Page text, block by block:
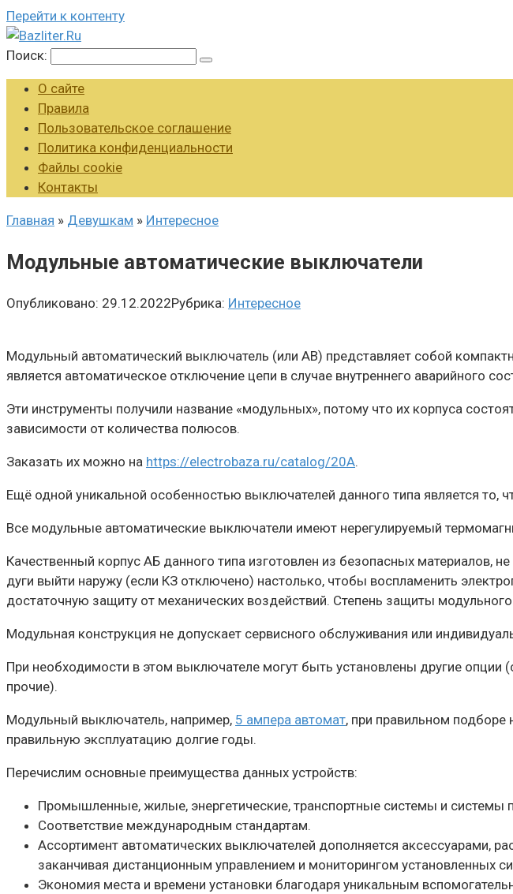
Перейти к контенту
Поиск:
О сайте
Правила
Пользовательское соглашение
Политика конфиденциальности
Файлы cookie
Контакты
Главная » Девушкам » Интересное
Модульные автоматические выключатели
Опубликовано: 29.12.2022Рубрика: Интересное
Модульный автоматический выключатель (или АВ) представляет собой
является автоматическое отключение цепи в случае внутреннего аварийного
Эти инструменты получили название «модульных», потому что их корпуса
зависимости от количества полюсов.
Заказать их можно на https://electrobaza.ru/catalog/20A.
Ещё одной уникальной особенностью выключателей данного типа является то,
Все модульные автоматические выключатели имеют нерегулируемый
Качественный корпус АБ данного типа изготовлен из безопасных материалов,
дуги выйти наружу (если КЗ отключено) настолько, чтобы воспламенить
достаточную защиту от механических воздействий. Степень защиты
Модульная конструкция не допускает сервисного обслуживания или
При необходимости в этом выключателе могут быть установлены другие
прочие).
Модульный выключатель, например, 5 ампера автомат, при правильном
правильную эксплуатацию долгие годы.
Перечислим основные преимущества данных устройств:
Промышленные, жилые, энергетические, транспортные системы и
Соответствие международным стандартам.
Ассортимент автоматических выключателей дополняется аксессуарами,
заканчивая дистанционным управлением и мониторингом установленных
Экономия места и времени установки благодаря уникальным